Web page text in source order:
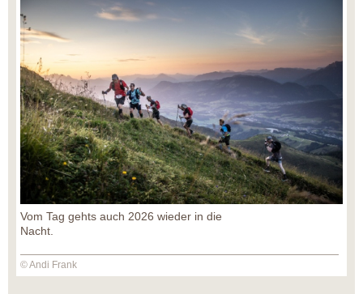
Vom Tag gehts auch 2026 wieder in die
Nacht.
© Andi Frank